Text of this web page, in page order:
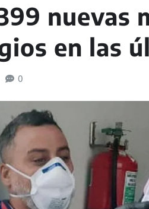
nuevas
en las
0